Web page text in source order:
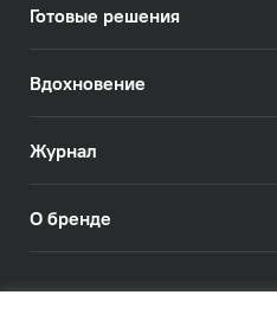
Готовые решения
Вдохновение
Журнал
О бренде